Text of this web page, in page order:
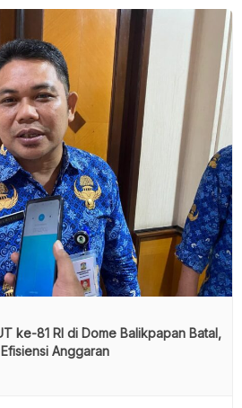
ke-81 RI di Dome Balikpapan Batal,
Anggaran